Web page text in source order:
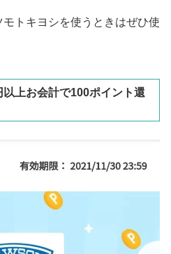
モトキヨシを使うときはぜひ使
以上お会計で100ポイント還